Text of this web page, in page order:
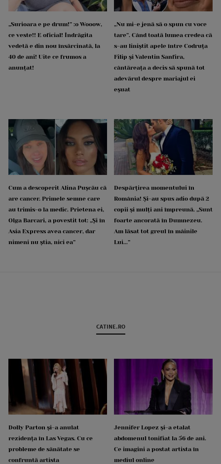
„Surioara e pe drum!” :o Wooow,
ce veste!! E oficial! Îndrăgita
vedetă e din nou însărcinată, la
40 de ani! Uite ce frumos a
anunțat!
„Nu mi-e jenă să o spun cu voce
tare”. Când toată lumea credea că
s-au liniștit apele între Codruța
Filip și Valentin Sanfira,
cântăreața a decis să spună tot
adevărul despre mariajul ei
eșuat
Cum a descoperit Alina Pușcău că
are cancer. Primele semne care
au trimis-o la medic. Prietena ei,
Olga Barcari, a povestit tot: „Și în
Asia Express avea cancer, dar
nimeni nu știa, nici ea”
Despărțirea momentului în
România! Și-au spus adio după 2
copii și mulți ani împreună. „Sunt
foarte ancorată în Dumnezeu.
Am lăsat tot greul în mâinile
Lui...”
CATINE.RO
Dolly Parton și-a anulat
rezidența în Las Vegas. Cu ce
probleme de sănătate se
confruntă artista
Jennifer Lopez și-a etalat
abdomenul tonifiat la 56 de ani.
Ce imagini a postat artista în
mediul online